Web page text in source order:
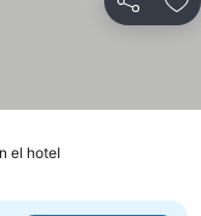
Compartir
el hotel